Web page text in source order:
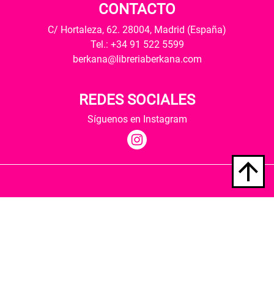
CONTACTO
C/ Hortaleza, 62. 28004, Madrid (España)
Tel.: +34 91 522 5599
berkana@libreriaberkana.com
REDES SOCIALES
Síguenos en Instagram